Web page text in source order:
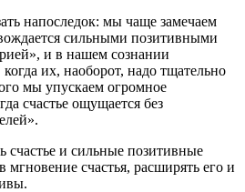
напоследок: мы чаще замечаем
сильными позитивными
и в нашем сознании
их, наоборот, надо тщательно
мы упускаем огромное
счастье ощущается без
счастье и сильные позитивные
мгновение счастья, расширять его и